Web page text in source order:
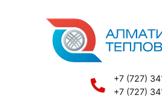
содержимому
+7 (727)
+7 (727)